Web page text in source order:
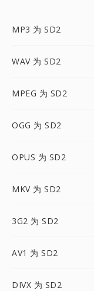
MP3 为 SD2
WAV 为 SD2
MPEG 为 SD2
OGG 为 SD2
OPUS 为 SD2
MKV 为 SD2
3G2 为 SD2
AV1 为 SD2
DIVX 为 SD2